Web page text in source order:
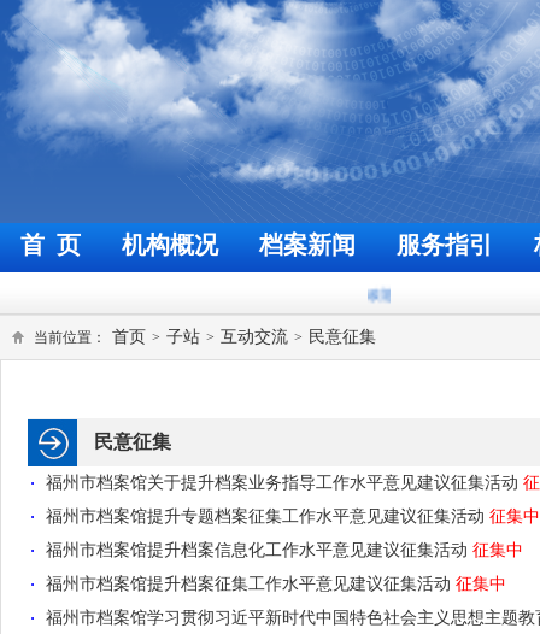
首 页 机构概况 档案新闻 服务指引
欢迎来到福州档案信息网
当前位置： 首页 > 子站 > 互动交流 > 民意征集
民意征集
福州市档案馆关于提升档案业务指导工作水平意见建议征集活动
福州市档案馆提升专题档案征集工作水平意见建议征集活动 征集中
福州市档案馆提升档案信息化工作水平意见建议征集活动 征集中
福州市档案馆提升档案征集工作水平意见建议征集活动 征集中
福州市档案馆学习贯彻习近平新时代中国特色社会主义思想主题